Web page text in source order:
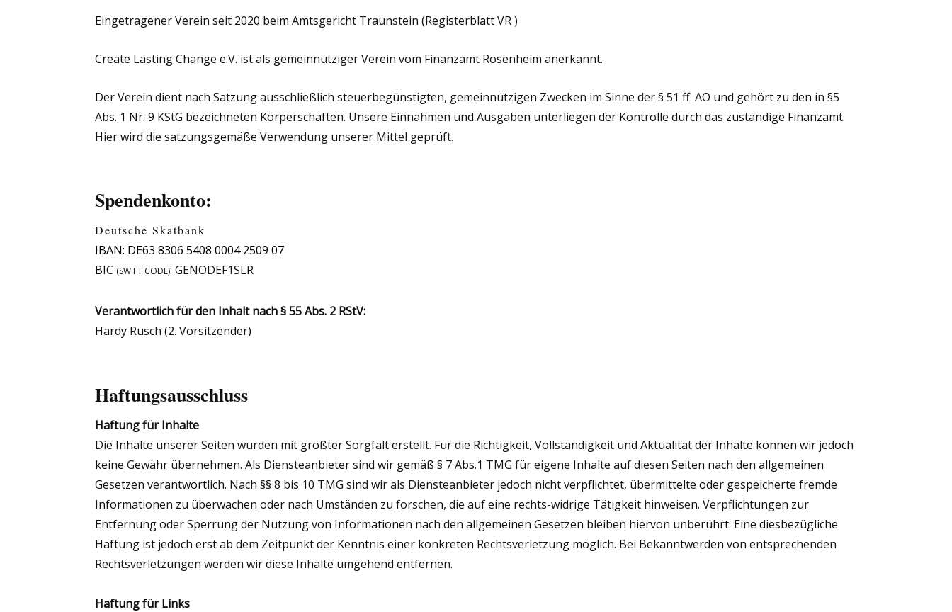
Eingetragener Verein seit 2020 beim Amtsgericht Traunstein (Registerblatt VR )
Create Lasting Change e.V. ist als gemeinnütziger Verein vom Finanzamt Rosenheim anerkannt.
Der Verein dient nach Satzung ausschließlich steuerbegünstigten, gemeinnützigen Zwecken im Sinne der § 51 ff. AO und gehört zu den in §5
Abs. 1 Nr. 9 KStG bezeichneten Körperschaften. Unsere Einnahmen und Ausgaben unterliegen der Kontrolle durch das zuständige Finanzamt.
Hier wird die satzungsgemäße Verwendung unserer Mittel geprüft.
Spendenkonto:
Deutsche Skatbank
IBAN: DE63 ‍8306 ‍5408 ‍0004 ‍2509 07
BIC (SWIFT CODE): GENODEF1SLR
Verantwortlich für den Inhalt nach § 55 Abs. 2 RStV:
Hardy Rusch (2. Vorsitzender)
Haftungsausschluss
Haftung für Inhalte
Die Inhalte unserer Seiten wurden mit größter Sorgfalt erstellt. Für die Richtigkeit, Vollständigkeit und Aktualität der Inhalte können wir jedoch
keine Gewähr übernehmen. Als Diensteanbieter sind wir gemäß § 7 Abs.1 TMG für eigene Inhalte auf diesen Seiten nach den allgemeinen
Gesetzen verantwortlich. Nach §§ 8 bis 10 TMG sind wir als Diensteanbieter jedoch nicht verpflichtet, übermittelte oder gespeicherte fremde
Informationen zu überwachen oder nach Umständen zu forschen, die auf eine rechts-widrige Tätigkeit hinweisen. Verpflichtungen zur
Entfernung oder Sperrung der Nutzung von Informationen nach den allgemeinen Gesetzen bleiben hiervon unberührt. Eine diesbezügliche
Haftung ist jedoch erst ab dem Zeitpunkt der Kenntnis einer konkreten Rechtsverletzung möglich. Bei Bekanntwerden von entsprechenden
Rechtsverletzungen werden wir diese Inhalte umgehend entfernen.
Haftung für Links